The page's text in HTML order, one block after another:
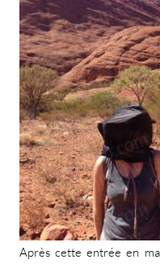
Après cette entrée en